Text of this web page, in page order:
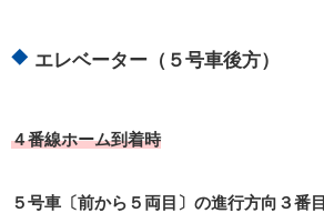
エレベーター（５号車後方）
４番線ホーム到着時
５号車〔前から５両目〕の進行方向３番目